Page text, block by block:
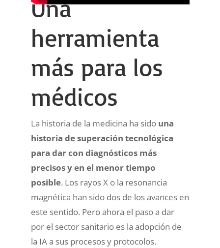
Una
herramienta
más para los
médicos
La historia de la medicina ha sido una
historia de superación tecnológica
para dar con diagnósticos más
precisos y en el menor tiempo
posible. Los rayos X o la resonancia
magnética han sido dos de los avances en
este sentido. Pero ahora el paso a dar
por el sector sanitario es la adopción de
la IA a sus procesos y protocolos.